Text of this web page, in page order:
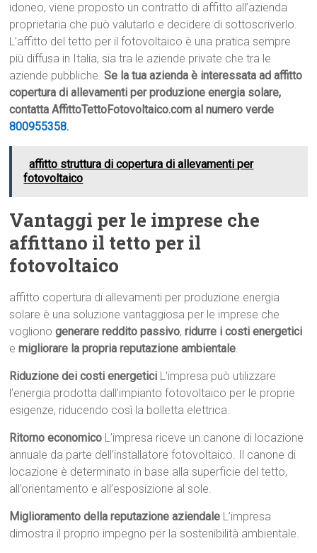
idoneo, viene proposto un contratto di affitto all’azienda
proprietaria che può valutarlo e decidere di sottoscriverlo.
L’affitto del tetto per il fotovoltaico è una pratica sempre
più diffusa in Italia, sia tra le aziende private che tra le
aziende pubbliche.Se la tua azienda è interessata ad affitto
copertura di allevamenti per produzione energia solare,
contatta AffittoTettoFotovoltaico.com al numero verde
800955358.
affitto struttura di copertura di allevamenti per
fotovoltaico
Vantaggi per le imprese che
affittano il tetto per il
fotovoltaico
affitto copertura di allevamenti per produzione energia
solare è una soluzione vantaggiosa per le imprese che
voglionogenerare reddito passivo,ridurre i costi energetici
emigliorare la propria reputazione ambientale.
Riduzione dei costi energetici L’impresa può utilizzare
l’energia prodotta dall’impianto fotovoltaico per le proprie
esigenze, riducendo così la bolletta elettrica.
Ritorno economico L’impresa riceve un canone di locazione
annuale da parte dell’installatore fotovoltaico. Il canone di
locazione è determinato in base alla superficie del tetto,
all’orientamento e all’esposizione al sole.
Miglioramento della reputazione aziendale L’impresa
dimostra il proprio impegno per la sostenibilità ambientale.